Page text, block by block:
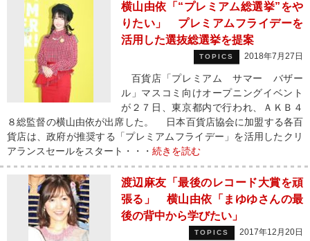
横山由依「“プレミアム総選挙”をや
りたい」 プレミアムフライデーを
活用した選抜総選挙を提案
TOPICS 2018年7月27日
百貨店「プレミアム サマー バザー
ル」マスコミ向けオープニングイベント
が２７日、東京都内で行われ、ＡＫＢ４
８総監督の横山由依が出席した。 日本百貨店協会に加盟する各百
貨店は、政府が推奨する「プレミアムフライデー」を活用したクリ
アランスセールをスタート・・・ 続きを読む
渡辺麻友「最後のレコード大賞を頑
張る」 横山由依「まゆゆさんの最
後の背中から学びたい」
TOPICS 2017年12月20日